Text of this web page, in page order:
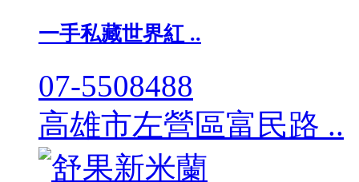
一手私藏世界紅 ..
07-5508488
高雄市左營區富民路 ..